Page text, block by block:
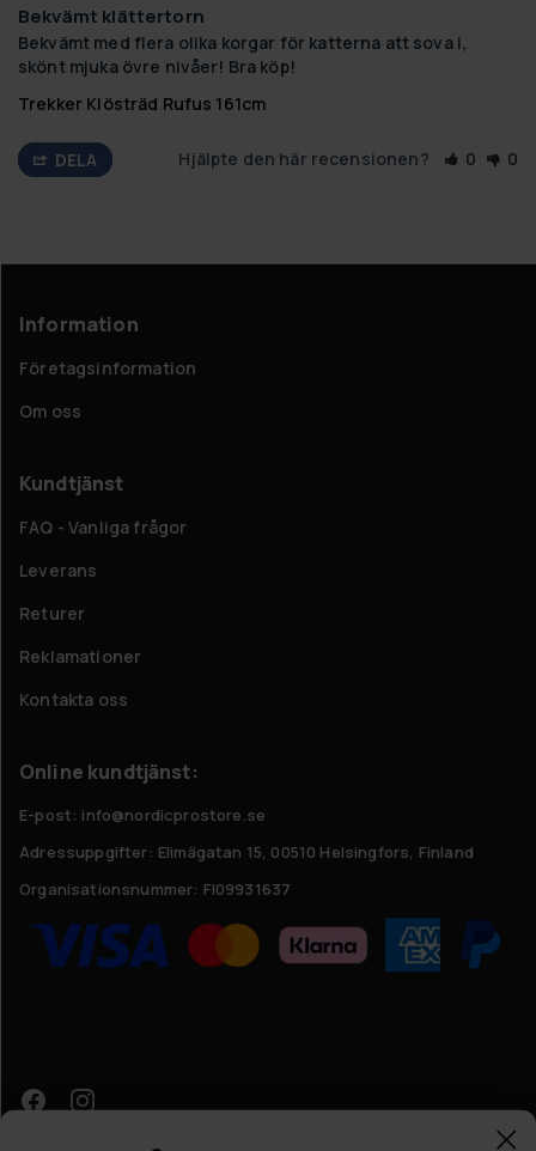
Bekvämt klättertorn
Bekvämt med flera olika korgar för katterna att sova i,
skönt mjuka övre nivåer! Bra köp!
Trekker Klösträd Rufus 161cm
DELA Hjälpte den här recensionen? 0 0
Information
Företagsinformation
Om oss
Kundtjänst
FAQ - Vanliga frågor
Leverans
Returer
Reklamationer
Kontakta oss
Online kundtjänst:
E-post: info@nordicprostore.se
Adressuppgifter: Elimägatan 15, 00510 Helsingfors, Finland
Organisationsnummer: FI09931637